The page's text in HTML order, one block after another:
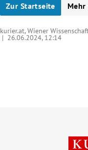
Zur Startseite Mehr
kurier.at, Wiener
| 26.06.2024, 12:14